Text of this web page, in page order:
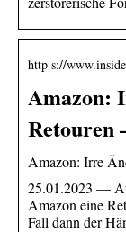
http s://
Amazon:
Retouren
Amazon: Irre
25.01.2023 —
Amazon eine
Fall dann der